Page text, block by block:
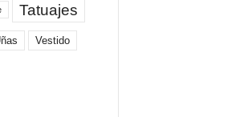
Tatuajes
Vestido